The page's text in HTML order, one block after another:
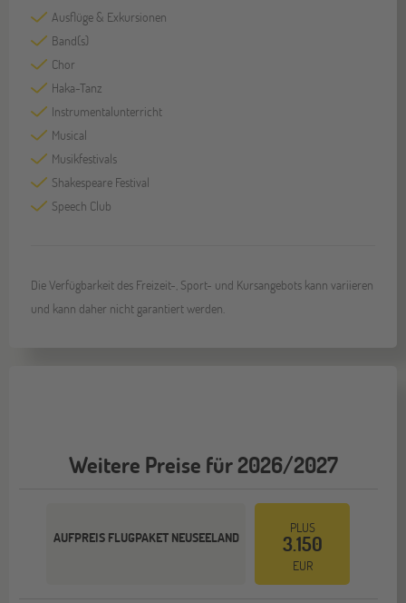
Ausflüge & Exkursionen
Band(s)
Chor
Haka-Tanz
Instrumentalunterricht
Musical
Musikfestivals
Shakespeare Festival
Speech Club
Die Verfügbarkeit des Freizeit-, Sport- und Kursangebots kann variieren
und kann daher nicht garantiert werden.
Weitere Preise für 2026/2027
AUFPREIS FLUGPAKET NEUSEELAND
PLUS
3.150
EUR